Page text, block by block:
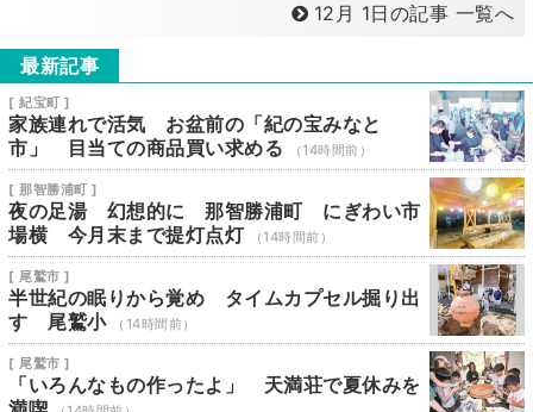
12月 1日の記事 一覧へ
最新記事
[ 紀宝町 ]
家族連れで活気 お盆前の「紀の宝みなと
市」 目当ての商品買い求める
（14時間前）
[ 那智勝浦町 ]
夜の足湯 幻想的に 那智勝浦町 にぎわい市
場横 今月末まで提灯点灯
（14時間前）
[ 尾鷲市 ]
半世紀の眠りから覚め タイムカプセル掘り出
す 尾鷲小
（14時間前）
[ 尾鷲市 ]
「いろんなもの作ったよ」 天満荘で夏休みを